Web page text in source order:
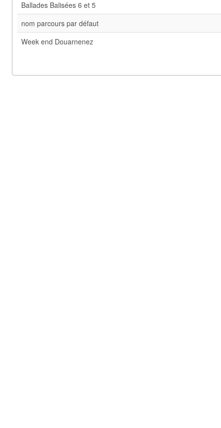
Ballades Balisées 6 et 5
nom parcours par défaut
Week end Douarnenez